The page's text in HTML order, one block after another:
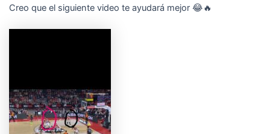
Creo que el siguiente video te ayudará mejor 😂🔥